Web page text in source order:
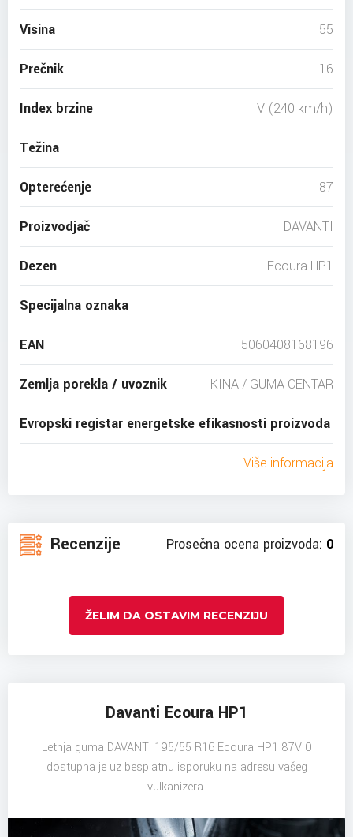
Visina 55
Prečnik 16
Index brzine V (240 km/h)
Težina
Opterećenje 87
Proizvodjač DAVANTI
Dezen Ecoura HP1
Specijalna oznaka
EAN 5060408168196
Zemlja porekla / uvoznik KINA / GUMA CENTAR
Evropski registar energetske efikasnosti proizvoda
Više informacija
Recenzije Prosečna ocena proizvoda: 0
ŽELIM DA OSTAVIM RECENZIJU
Davanti Ecoura HP1
Letnja guma DAVANTI 195/55 R16 Ecoura HP1 87V 0
dostupna je uz besplatnu isporuku na adresu vašeg
vulkanizera.